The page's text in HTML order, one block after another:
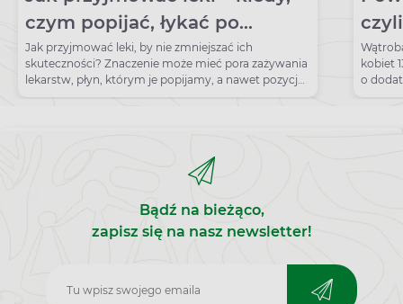
czym popijać, łykać po
jedzeniu czy przed posiłkiem?
Jak przyjmować leki, by nie zmniejszać ich
skuteczności? Znaczenie może mieć pora zażywania
lekarstw, płyn, którym je popijamy, a nawet pozycja
ciała.
kobiet
o
Bądź na bieżąco,
zapisz się na nasz newsletter!
Zapisz